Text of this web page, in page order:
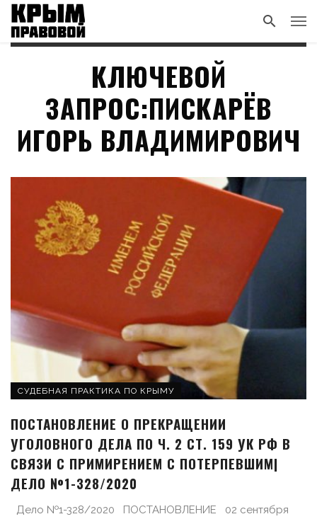
КЛЮЧЕВОЙ
ЗАПРОС:ПИСКАРЁВ
ИГОРЬ ВЛАДИМИРОВИЧ
СУДЕБНАЯ ПРАКТИКА ПО КРЫМУ
ПОСТАНОВЛЕНИЕ О ПРЕКРАЩЕНИИ
УГОЛОВНОГО ДЕЛА ПО Ч. 2 СТ. 159 УК РФ В
СВЯЗИ С ПРИМИРЕНИЕМ С ПОТЕРПЕВШИМ|
ДЕЛО №1-328/2020
Дело №1-328/2020 ПОСТАНОВЛЕНИЕ 02 сентября